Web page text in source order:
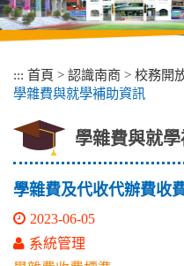
區
塊
::: 首頁 > 認識南商 > 校務開
學雜費與就學補助資訊
學雜費與就
學雜費及代收代辦費收
2023-06-05
系統管理